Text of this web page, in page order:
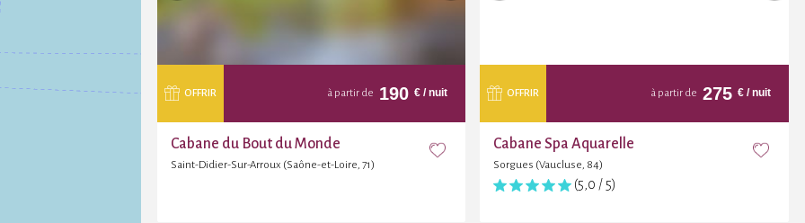
OFFRIR à partir de 190 €/ nuit
Cabane du Bout du Monde
Saint-Didier-Sur-Arroux (Saône-et-Loire, 71)
OFFRIR à partir de 275 € / nuit
Cabane Spa Aquarelle
Sorgues (Vaucluse, 84)
(5,0 / 5)